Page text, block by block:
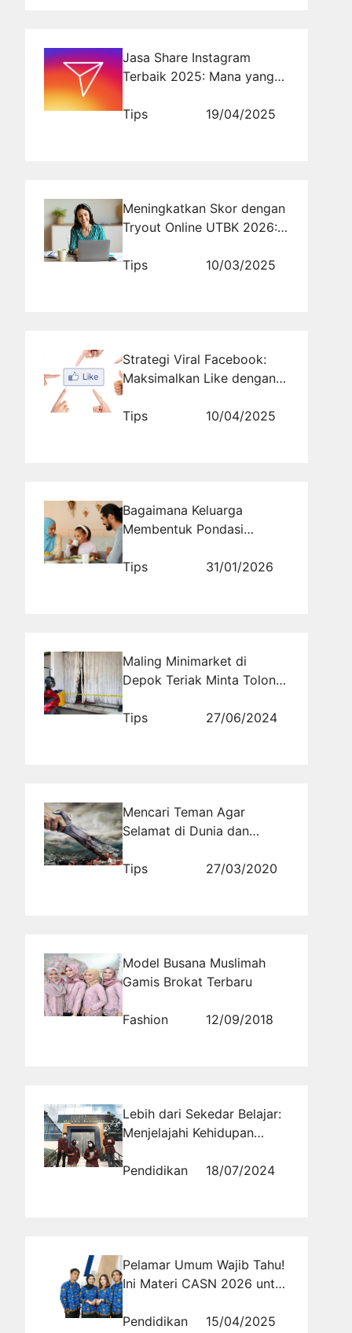
Jasa Share Instagram
Terbaik 2025: Mana yang
Tips
19/04/2025
Meningkatkan Skor dengan
Tryout Online UTBK 2026:
Tips
10/03/2025
Strategi Viral Facebook:
Maksimalkan Like dengan
Tips
10/04/2025
Bagaimana Keluarga
Membentuk Pondasi
Melekat Seumur Hidup?
Tips 31/01/2026
Maling Minimarket di
Depok Teriak Minta Tolong
Tips
27/06/2024
Mencari Teman Agar
Selamat di Dunia dan
Tips
27/03/2020
Model Busana Muslimah
Gamis Brokat Terbaru
Fashion 12/09/2018
Lebih dari Sekedar Belajar:
Menjelajahi Kehidupan
Menyenangkan di Bandung
Pendidikan 18/07/2024
Pelamar Umum Wajib Tahu!
Ini Materi CASN 2026 untuk
Pendidikan
15/04/2025